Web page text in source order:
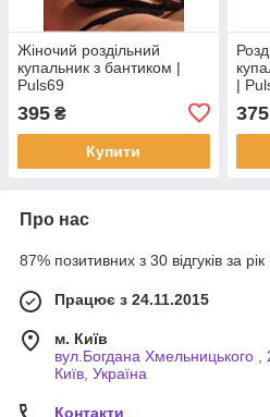
Жіночий роздільний
купальник з бантиком |
Puls69
395 ₴
Купити
|
375
Про нас
87% позитивних з 30 відгуків за рік
Працює з 24.11.2015
м. Київ
вул.Богдана Хмельницького ,
Київ, Україна
Контакти